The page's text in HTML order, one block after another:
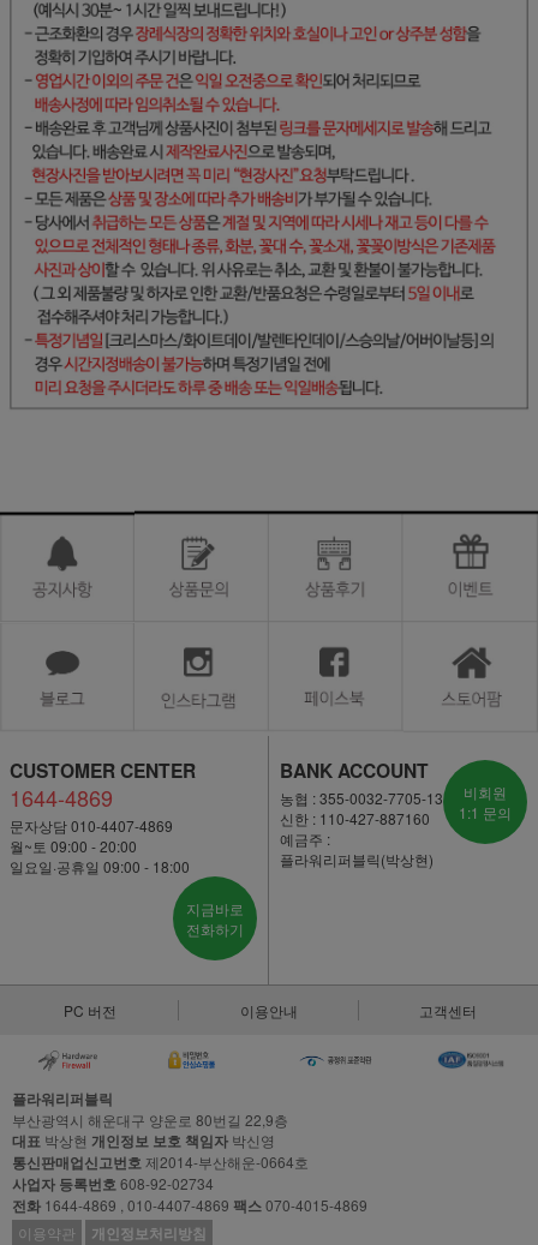
CUSTOMER CENTER
1644-4869
문자상담 010-4407-4869
월~토 09:00 - 20:00
일요일·공휴일 09:00 - 18:00
지금바로
전화하기
BANK ACCOUNT
농협 : 355-0032-7705-13
신한 : 110-427-887160
예금주 :
플라워리퍼블릭(박상현)
비회원
1:1 문의
PC 버전 이용안내 고객센터
플라워리퍼블릭
부산광역시 해운대구 양운로 80번길 22,9층
대표 박상현 개인정보 보호 책임자 박신영
통신판매업신고번호제2014-부산해운-0664호
사업자 등록번호608-92-02734
전화 1644-4869 , 010-4407-4869 팩스070-4015-4869
이용약관
개인정보처리방침